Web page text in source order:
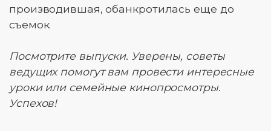
производившая, обанкротилась еще до
съемок.
Посмотрите выпуски. Уверены, советы
ведущих помогут вам провести интересные
уроки или семейные кинопросмотры.
Успехов!